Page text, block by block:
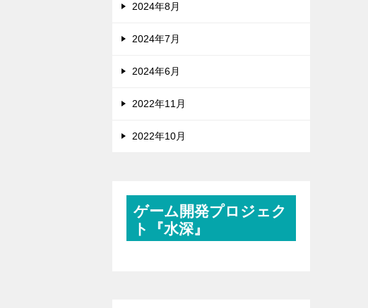
2024年8月
2024年7月
2024年6月
2022年11月
2022年10月
ゲーム開発プロジェク
ト『水深』